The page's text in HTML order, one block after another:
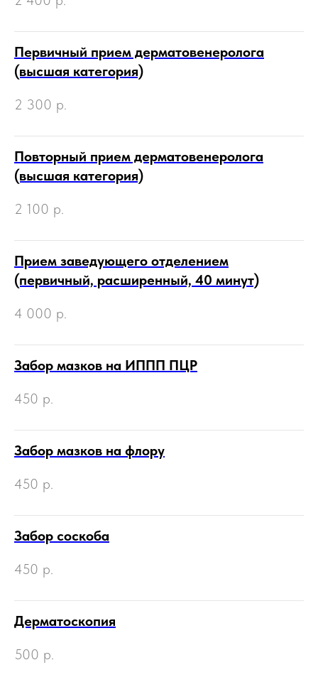
Первичный прием дерматовенеролога
(высшая категория)
2 300 р.
Повторный прием дерматовенеролога
(высшая категория)
2 100 р.
Прием заведующего отделением
(первичный, расширенный, 40 минут)
4 000 р.
Забор мазков на ИППП ПЦР
450 р.
Забор мазков на флору
450 р.
Забор соскоба
450 р.
Дерматоскопия
500 р.